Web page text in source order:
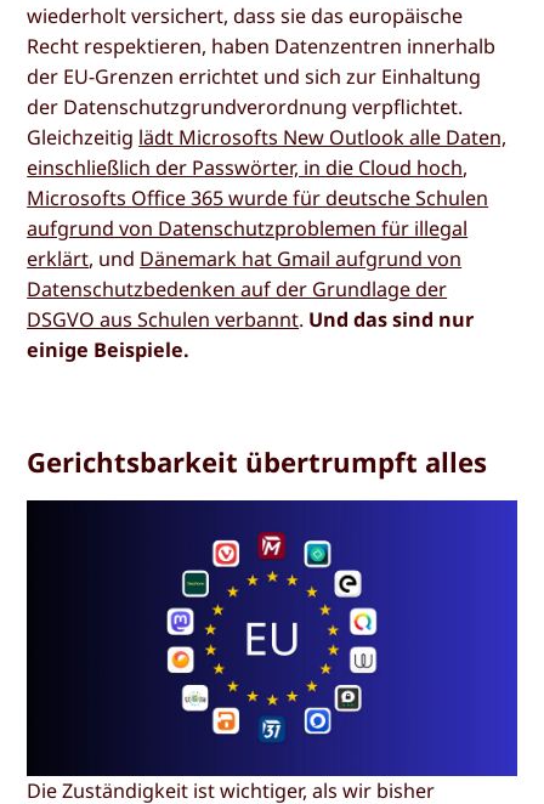
wiederholt versichert, dass sie das europäische
Recht respektieren, haben Datenzentren innerhalb
der EU-Grenzen errichtet und sich zur Einhaltung
der Datenschutzgrundverordnung verpflichtet.
Gleichzeitig lädt Microsofts New Outlook alle Daten,
einschließlich der Passwörter, in die Cloud hoch,
Microsofts Office 365 wurde für deutsche Schulen
aufgrund von Datenschutzproblemen für illegal
erklärt, und Dänemark hat Gmail aufgrund von
Datenschutzbedenken auf der Grundlage der
DSGVO aus Schulen verbannt. Und das sind nur
einige Beispiele.
Gerichtsbarkeit übertrumpft alles
Die Zuständigkeit ist wichtiger, als wir bisher